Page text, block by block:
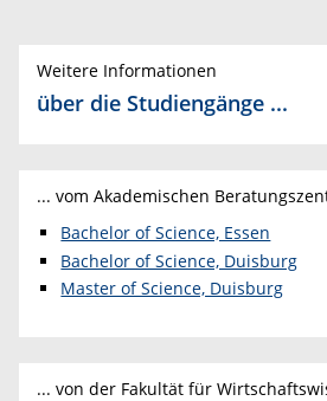
Weitere Informationen
über die Studiengänge ...
... vom Akademischen
Bachelor of Science, Essen
Bachelor of Science, Duisburg
Master of Science, Duisburg
... von der Fakultät für